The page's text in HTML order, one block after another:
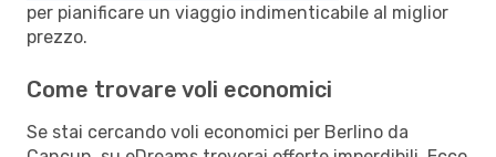
per pianificare un viaggio indimenticabile al miglior
prezzo.
Come trovare voli economici
Se stai cercando voli economici per Berlino da